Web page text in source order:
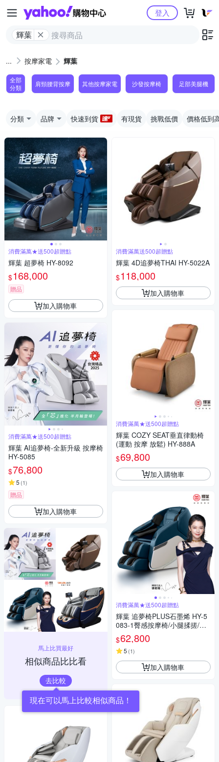
Yahoo購物中心
輝葉
登入
按摩家電 輝葉
全部
分類
肩頸腰背按摩 其他按摩家電 沙發按摩椅 足部美腿機
分類 品牌 快速到貨 有現貨 挑戰低價 價格低到
消費滿萬★送500超贈點
輝葉 超夢椅 HY-8092
$168,000
贈品
加入購物車
消費滿萬★送500超贈點
輝葉 AI追夢椅-全新升級 按摩椅
HY-5085
$76,800
5 (1)
贈品
加入購物車
馬上比買最好
相似商品比比看
去比較
現在可以馬上比較相似商品！
消費滿萬送500超贈點
輝葉 4D追夢椅THAI HY-5022A
$118,000
加入購物車
消費滿萬★送500超贈點
輝葉 COZY SEAT垂直律動椅
(運動 按摩 放鬆) HY-888A
$69,800
加入購物車
消費滿萬★送500超贈點
輝葉 追夢椅PLUS石墨烯 HY-5
083-1臀感按摩椅/小腿揉搓/零
重力/溫熱
$62,800
5 (1)
加入購物車